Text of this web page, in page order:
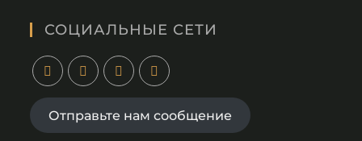
СОЦИАЛЬНЫЕ СЕТИ
Отправьте нам сообщение